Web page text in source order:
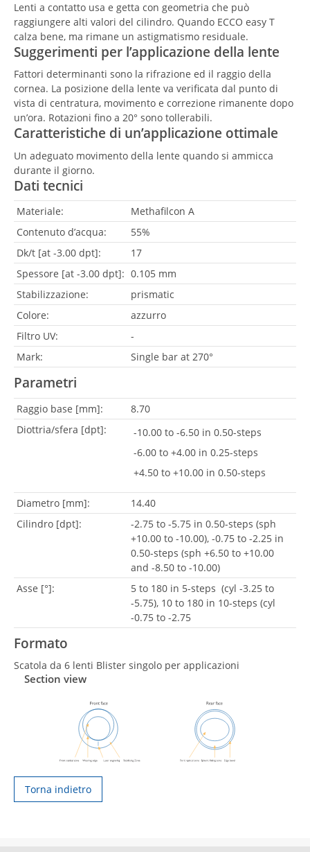
Lenti a contatto usa e getta con geometria che può
raggiungere alti valori del cilindro. Quando ECCO easy T
calza bene, ma rimane un astigmatismo residuale.
Suggerimenti per l’applicazione della lente
Fattori determinanti sono la rifrazione ed il raggio della
cornea. La posizione della lente va verificata dal punto di
vista di centratura, movimento e correzione rimanente dopo
un’ora. Rotazioni fino a 20° sono tollerabili.
Caratteristiche di un’applicazione ottimale
Un adeguato movimento della lente quando si ammicca
durante il giorno.
Dati tecnici
Materiale:
Methafilcon A
Contenuto d’acqua:
55%
Dk/t [at -3.00 dpt]:
17
Spessore [at -3.00 dpt]: 0.105 mm
Stabilizzazione:
prismatic
Colore:
azzurro
Filtro UV:
-
Mark:
Single bar at 270°
Parametri
Raggio base [mm]:
8.70
Diottria/sfera [dpt]:
-10.00 to -6.50 in 0.50-steps
-6.00 to +4.00 in 0.25-steps
+4.50 to +10.00 in 0.50-steps
Diametro [mm]:
14.40
Cilindro [dpt]:
-2.75 to -5.75 in 0.50-steps (sph
+10.00 to -10.00), -0.75 to -2.25 in
0.50-steps (sph +6.50 to +10.00
and -8.50 to -10.00)
Asse [°]:
5 to 180 in 5-steps (cyl -3.25 to
-5.75), 10 to 180 in 10-steps (cyl
-0.75 to -2.75
Formato
Scatola da 6 lenti Blister singolo per applicazioni
Section view
Torna indietro